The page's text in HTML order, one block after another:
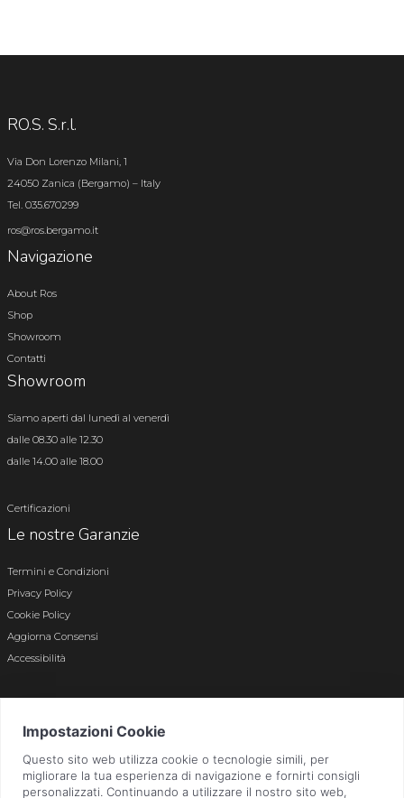
RO.S. S.r.l.
Via Don Lorenzo Milani, 1
24050 Zanica (Bergamo) – Italy
Tel. 035.670299
ros@ros.bergamo.it
Navigazione
About Ros
Shop
Showroom
Contatti
Showroom
Siamo aperti dal lunedì al venerdì
dalle 08.30 alle 12.30
dalle 14.00 alle 18.00
Certificazioni
Le nostre Garanzie
Termini e Condizioni
Privacy Policy
Cookie Policy
Aggiorna Consensi
Accessibilità
Bergamo n. 01496180165 · Capitale Sociale i.v. € 800.000,00